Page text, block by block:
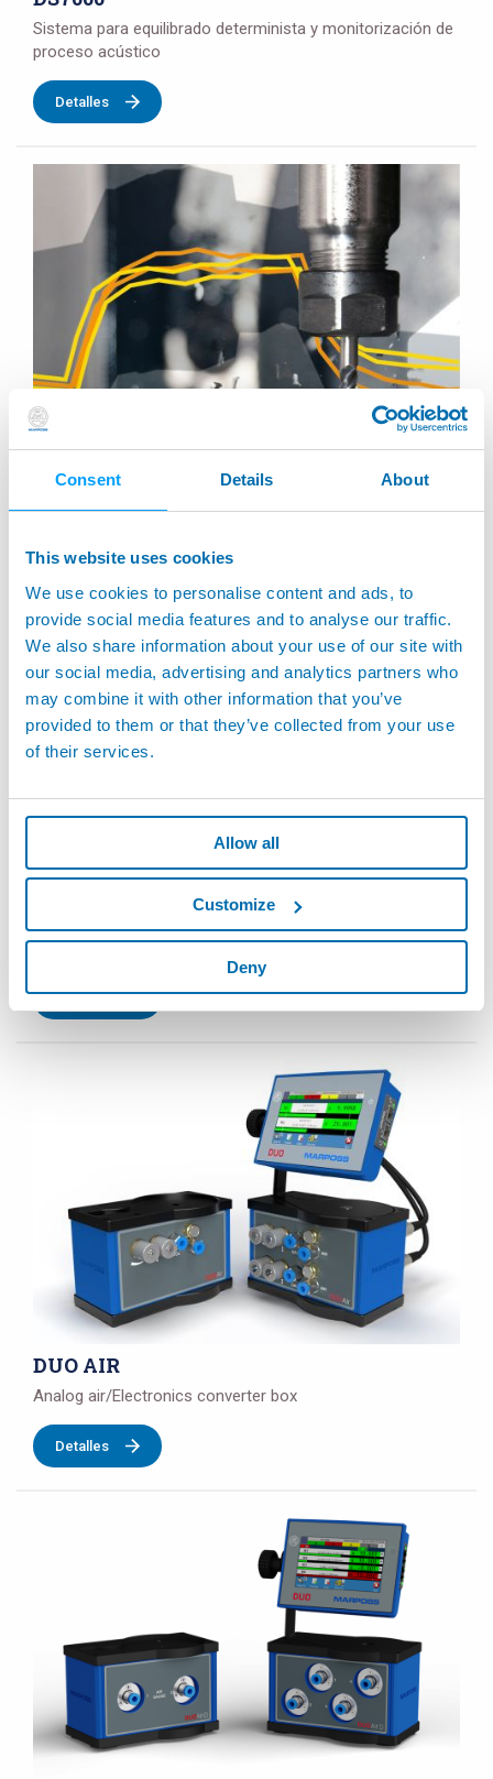
Consent Details About
This website uses cookies
We use cookies to personalise content and ads, to
provide social media features and to analyse our traffic.
We also share information about your use of our site with
our social media, advertising and analytics partners who
may combine it with other information that you’ve
provided to them or that they’ve collected from your use
of their services.
Allow all
Customize
Deny
Sistema para equilibrado determinista y monitorización de
proceso acústico
Detalles
DTA
Detalles
Ordenador de medida compacto de dos canales
Detalles
DUO AIR
Analog air/Electronics converter box
Detalles